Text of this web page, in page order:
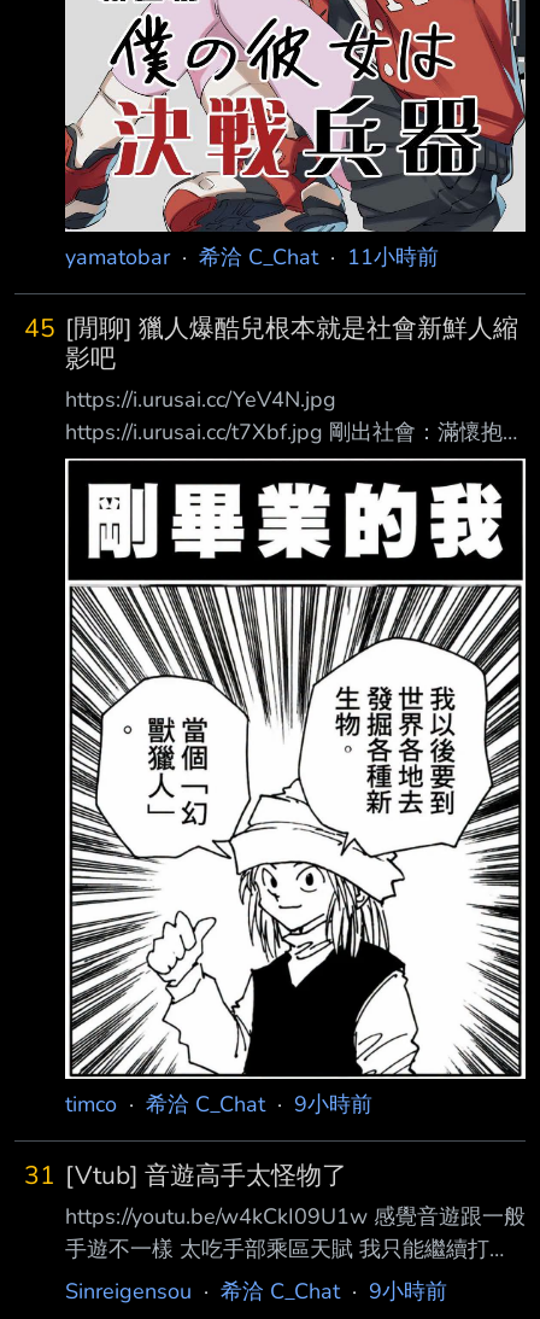
yamatobar· 希洽 C_Chat· 11小時前
45 [閒聊] 獵人爆酷兒根本就是社會新鮮人縮
影吧
https://i.urusai.cc/YeV4N.jpg
https://i.urusai.cc/t7Xbf.jpg 剛出社會：滿懷抱
負、順利考到證照，運氣好還交到了漂亮女友，
以為人生要起飛了。 結果踏入職場，遇到鬼神
級狠角色上司（彼多），壓榨完所有的專業知識
與機密。沒有利用 價值後：直接被絞碎做成肉
丸吃掉…… 從意氣風發到淪為「肉丸社畜」，這
創業/ 職涯過程到底有多真實？ --
timco · 希洽 C_Chat· 9小時前
31 [Vtub] 音遊高手太怪物了
https://youtu.be/w4kCkI09U1w 感覺音遊跟一般
手遊不一樣 太吃手部乘區天賦 我只能繼續打
normal，hard就死了 --
Sinreigensou · 希洽 C_Chat· 9小時前